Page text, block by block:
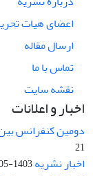
اعضای هیات
ارسال مقاله
تماس با ما
نقشه سایت
اخبار و اعلانات
دومین کنفرانس
21
اخبار نشریه1403-05-03